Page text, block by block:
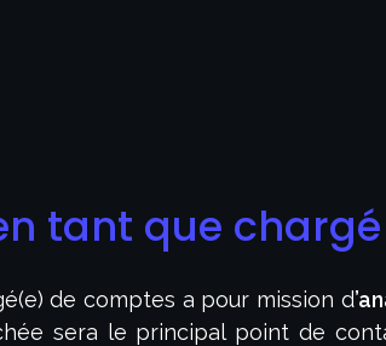
tant que
de comptes a pour mission d
sera le principal point de